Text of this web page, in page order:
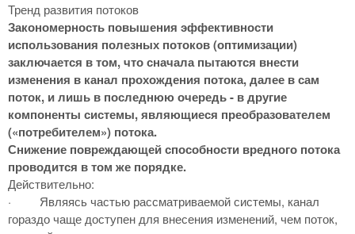
Тренд развития потоков
Закономерность повышения эффективности
использования полезных потоков(оптимизации)
заключается в том, что сначала пытаются внести
изменения в канал прохождения потока, далее в сам
поток, и лишь в последнюю очередь - в другие
компоненты системы, являющиеся преобразователем
(«потребителем») потока.
Снижение повреждающей способности вредного потока
проводится в том же порядке.
Действительно:
·
Являясь частью рассматриваемой системы, канал
гораздо чаще доступен для внесения изменений, чем поток,